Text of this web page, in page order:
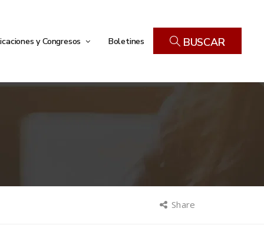
y Congresos Boletines BUSCAR
Share